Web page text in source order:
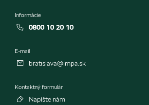
Informácie
0800 10 20 10
E-mail
bratislava@impa.sk
Kontaktný formulár
Napíšte nám